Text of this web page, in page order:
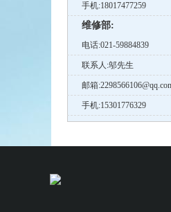
手机:18017477259
维修部:
电话:021-59884839
联系人:邬先生
邮箱
手机:15301776329